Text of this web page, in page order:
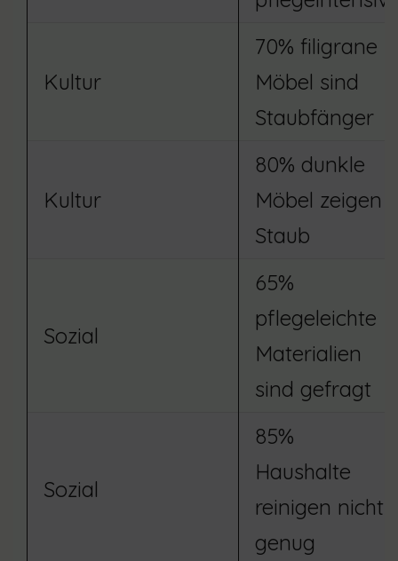
Kultur
70% filigrane
Möbel sind
Staubfänger
Kultur
80% dunkle
Möbel zeigen
Staub
Sozial
65%
pflegeleichte
Materialien
sind gefragt
Sozial
85%
Haushalte
reinigen nicht
genug